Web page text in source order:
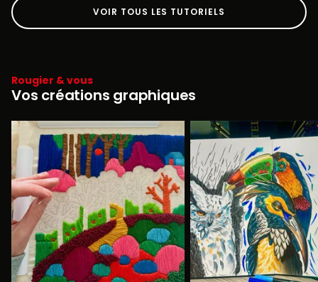
VOIR TOUS LES TUTORIELS
Rougier & vous
Vos créations graphiques